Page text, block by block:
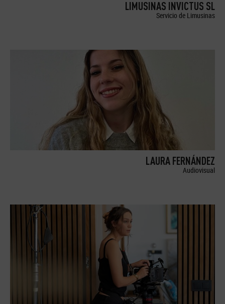
LIMUSINAS INVICTUS SL
Servicio de Limusinas
LAURA FERNÁNDEZ
Audiovisual